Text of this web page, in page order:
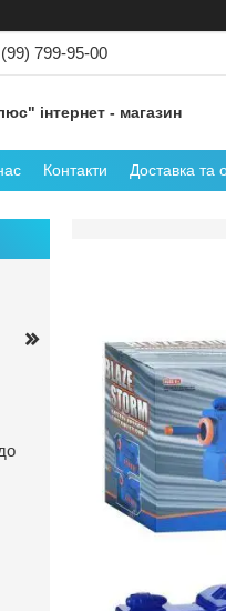
799-95-00
інтернет - магазин
Контакти Доставка та